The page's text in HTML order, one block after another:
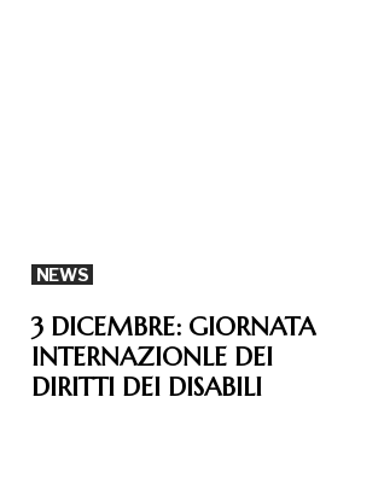
NEWS
3 DICEMBRE: GIORNATA
INTERNAZIONLE DEI
DIRITTI DEI DISABILI